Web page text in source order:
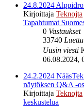
24.8.2024
Kirjoittaja Teknojta
Tapahtumat
0 Vastaukset
33740 Luettu
Uusin viesti
06.08.2024,
24.2.2024
näytöksen Q&A -
Kirjoittaja Teknojta
keskustelua